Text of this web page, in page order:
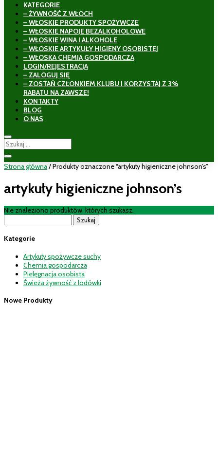
KATEGORIE
– ŻYWNOŚĆ Z WŁOCH
– WŁOSKIE PRODUKTY SPOŻYWCZE
– WŁOSKIE NAPOJE BEZALKOHOLOWE
– WŁOSKIE WINA I ALKOHOLE
– WŁOSKIE ARTYKUŁY HIGIENY OSOBISTEJ
– WŁOSKA CHEMIA GOSPODARCZA
LOGIN/REJESTRACJA
– ZALOGUJ SIĘ
– ZOSTAŃ CZŁONKIEM KLUBU I KORZYSTAJ Z 3%
RABATU NA ZAWSZE!
KONTAKTY
BLOG
O NAS
Strona główna/ Produkty oznaczone “artykuły higieniczne johnson’s”
artykuły higieniczne johnson’s
Nie znaleziono produktów, których szukasz.
Kategorie
Artykuły spożywcze suchy
Chemia gospodarcza
Pielęgnacja osobista
Świeża żywność z lodówki
Nowe Produkty